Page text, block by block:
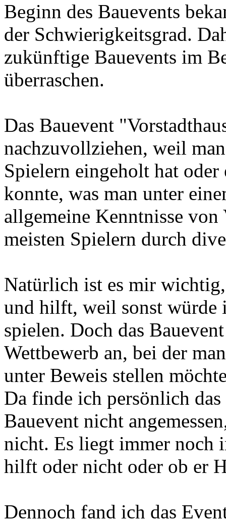
Beginn des Bauevents
der Schwierigkeitsgrad.
zukünftige Bauevents im
überraschen.
Das Bauevent
nachzuvollziehen, weil
Spielern eingeholt hat
konnte, was man unter
allgemeine Kenntnisse von
meisten Spielern durch
Natürlich ist es mir
und hilft, weil sonst
spielen. Doch das
Wettbewerb an, bei der
unter Beweis stellen
Da finde ich persönlich
Bauevent nicht
nicht. Es liegt immer noch
hilft oder nicht oder ob er
Dennoch fand ich das